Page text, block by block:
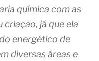
química com as
já que ela
energético de
diversas áreas e